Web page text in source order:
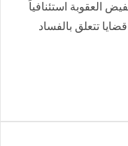
العقوبة استئنافياً
في قضايا تتعلق بالفساد